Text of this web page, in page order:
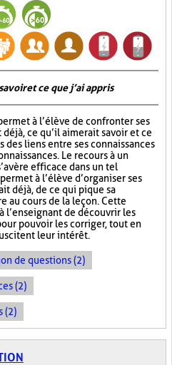
et ce que j’ai appris
à l’élève de confronter ses
ce qu’il aimerait savoir et ce
des liens entre ses connaissances
Le recours à un
efficace dans un tel
à l’élève d’organiser ses
déjà, de ce qui pique sa
au cours de la leçon. Cette
de découvrir les
pouvoir les corriger, tout en
leur intérêt.
de questions (2)
(2)
(2)